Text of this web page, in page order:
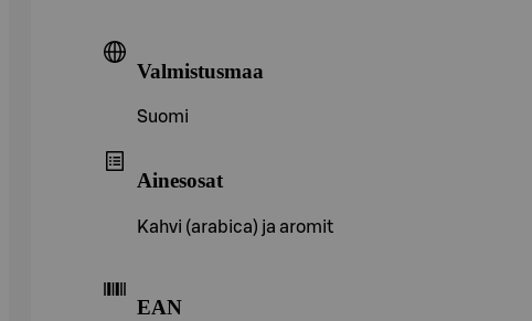
Valmistusmaa
Suomi
Ainesosat
Kahvi (arabica) ja aromit
EAN